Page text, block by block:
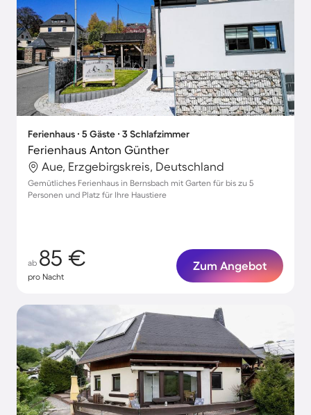
Ferienhaus ∙ 5 Gäste ∙ 3 Schlafzimmer
Ferienhaus Anton Günther
Aue, Erzgebirgskreis, Deutschland
Gemütliches Ferienhaus in Bernsbach mit Garten für bis zu 5
Personen und Platz für Ihre Haustiere
ab 85 €
pro Nacht
Zum Angebot